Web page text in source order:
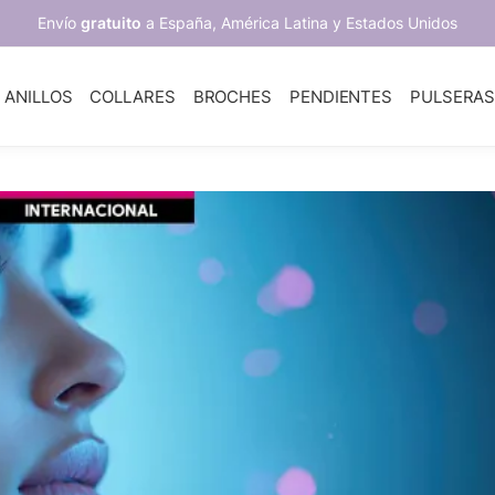
Envío gratuito a España, América Latina y Estados Unidos
ANILLOS COLLARES BROCHES PENDIENTES PULSERAS